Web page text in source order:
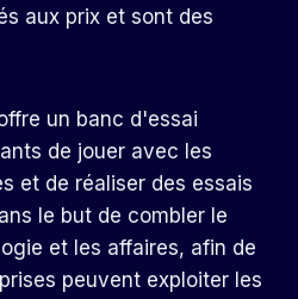
aux prix et sont des
un banc d'essai
de jouer avec les
et de réaliser des essais
le but de combler le
et les affaires, afin de
peuvent exploiter les